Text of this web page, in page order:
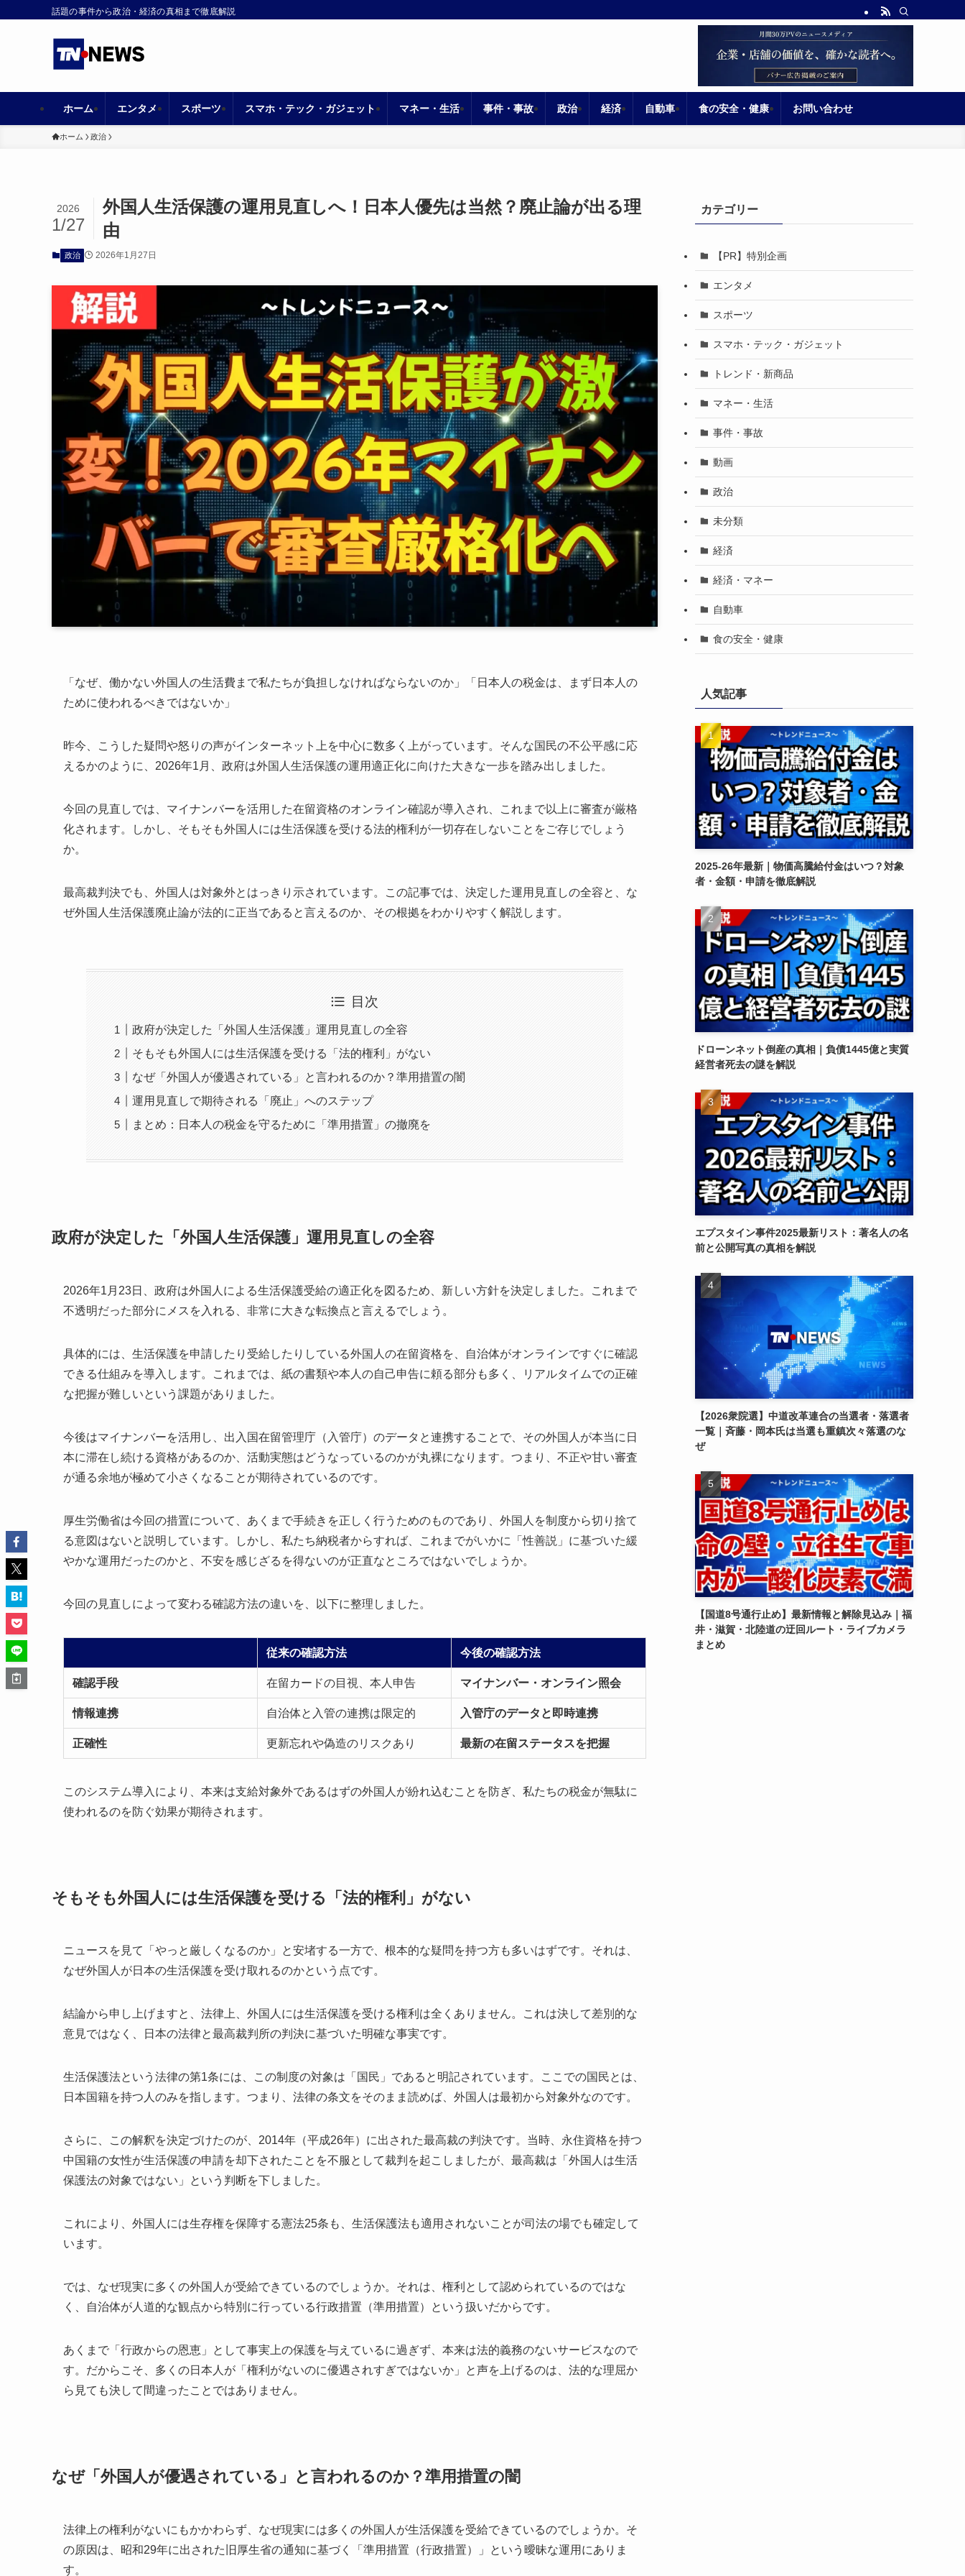
話題の事件から政治・経済の真相まで徹底解説
ホーム エンタメ スポーツ スマホ・テック・ガジェット マネー・生活 事件・事故 政治 経済 自動車 食の安全・健康 お問い合わせ
ホーム 政治
外国人生活保護の運用見直しへ！日本人優先は当然？廃止論が出る理
由
2026
1/27
政治 2026年1月27日
「なぜ、働かない外国人の生活費まで私たちが負担しなければならないのか」「日本人の税金は、まず日本人の
ために使われるべきではないか」
昨今、こうした疑問や怒りの声がインターネット上を中心に数多く上がっています。そんな国民の不公平感に応
えるかのように、2026年1月、政府は外国人生活保護の運用適正化に向けた大きな一歩を踏み出しました。
今回の見直しでは、マイナンバーを活用した在留資格のオンライン確認が導入され、これまで以上に審査が厳格
化されます。しかし、そもそも外国人には生活保護を受ける法的権利が一切存在しないことをご存じでしょう
か。
最高裁判決でも、外国人は対象外とはっきり示されています。この記事では、決定した運用見直しの全容と、な
ぜ外国人生活保護廃止論が法的に正当であると言えるのか、その根拠をわかりやすく解説します。
目次
政府が決定した「外国人生活保護」運用見直しの全容
そもそも外国人には生活保護を受ける「法的権利」がない
なぜ「外国人が優遇されている」と言われるのか？準用措置の闇
運用見直しで期待される「廃止」へのステップ
まとめ：日本人の税金を守るために「準用措置」の撤廃を
政府が決定した「外国人生活保護」運用見直しの全容
2026年1月23日、政府は外国人による生活保護受給の適正化を図るため、新しい方針を決定しました。これまで
不透明だった部分にメスを入れる、非常に大きな転換点と言えるでしょう。
具体的には、生活保護を申請したり受給したりしている外国人の在留資格を、自治体がオンラインですぐに確認
できる仕組みを導入します。これまでは、紙の書類や本人の自己申告に頼る部分も多く、リアルタイムでの正確
な把握が難しいという課題がありました。
今後はマイナンバーを活用し、出入国在留管理庁（入管庁）のデータと連携することで、その外国人が本当に日
本に滞在し続ける資格があるのか、活動実態はどうなっているのかが丸裸になります。つまり、不正や甘い審査
が通る余地が極めて小さくなることが期待されているのです。
厚生労働省は今回の措置について、あくまで手続きを正しく行うためのものであり、外国人を制度から切り捨て
る意図はないと説明しています。しかし、私たち納税者からすれば、これまでがいかに「性善説」に基づいた緩
やかな運用だったのかと、不安を感じざるを得ないのが正直なところではないでしょうか。
今回の見直しによって変わる確認方法の違いを、以下に整理しました。
従来の確認方法 今後の確認方法
確認手段 在留カードの目視、本人申告 マイナンバー・オンライン照会
情報連携 自治体と入管の連携は限定的 入管庁のデータと即時連携
正確性 更新忘れや偽造のリスクあり 最新の在留ステータスを把握
このシステム導入により、本来は支給対象外であるはずの外国人が紛れ込むことを防ぎ、私たちの税金が無駄に
使われるのを防ぐ効果が期待されます。
そもそも外国人には生活保護を受ける「法的権利」がない
ニュースを見て「やっと厳しくなるのか」と安堵する一方で、根本的な疑問を持つ方も多いはずです。それは、
なぜ外国人が日本の生活保護を受け取れるのかという点です。
結論から申し上げますと、法律上、外国人には生活保護を受ける権利は全くありません。これは決して差別的な
意見ではなく、日本の法律と最高裁判所の判決に基づいた明確な事実です。
生活保護法という法律の第1条には、この制度の対象は「国民」であると明記されています。ここでの国民とは、
日本国籍を持つ人のみを指します。つまり、法律の条文をそのまま読めば、外国人は最初から対象外なのです。
さらに、この解釈を決定づけたのが、2014年（平成26年）に出された最高裁の判決です。当時、永住資格を持つ
中国籍の女性が生活保護の申請を却下されたことを不服として裁判を起こしましたが、最高裁は「外国人は生活
保護法の対象ではない」という判断を下しました。
これにより、外国人には生存権を保障する憲法25条も、生活保護法も適用されないことが司法の場でも確定して
います。
では、なぜ現実に多くの外国人が受給できているのでしょうか。それは、権利として認められているのではな
く、自治体が人道的な観点から特別に行っている行政措置（準用措置）という扱いだからです。
あくまで「行政からの恩恵」として事実上の保護を与えているに過ぎず、本来は法的義務のないサービスなので
す。だからこそ、多くの日本人が「権利がないのに優遇されすぎではないか」と声を上げるのは、法的な理屈か
ら見ても決して間違ったことではありません。
なぜ「外国人が優遇されている」と言われるのか？準用措置の闇
法律上の権利がないにもかかわらず、なぜ現実には多くの外国人が生活保護を受給できているのでしょうか。そ
の原因は、昭和29年に出された旧厚生省の通知に基づく「準用措置（行政措置）」という曖昧な運用にありま
す。
カテゴリー
【PR】特別企画
エンタメ
スポーツ
スマホ・テック・ガジェット
トレンド・新商品
マネー・生活
事件・事故
動画
政治
未分類
経済
経済・マネー
自動車
食の安全・健康
人気記事
2025-26年最新｜物価高騰給付金はいつ？対象
者・金額・申請を徹底解説
ドローンネット倒産の真相｜負債1445億と実質
経営者死去の謎を解説
エプスタイン事件2025最新リスト：著名人の名
前と公開写真の真相を解説
【2026衆院選】中道改革連合の当選者・落選者
一覧｜斉藤・岡本氏は当選も重鎮次々落選のな
ぜ
【国道8号通行止め】最新情報と解除見込み｜福
井・滋賀・北陸道の迂回ルート・ライブカメラ
まとめ